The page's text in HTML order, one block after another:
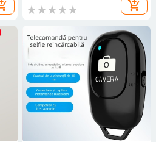
HarmonyOS și iOS
add_shopping_cart